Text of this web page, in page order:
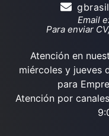
Email
Para enviar
Atención en
miércoles y jueves
para
Atención por